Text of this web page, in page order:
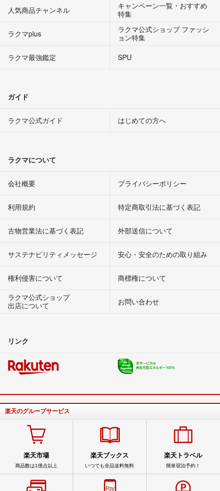
人気商品チャンネル
キャンペーン一覧・おすすめ
特集
ラクマplus
ラクマ公式ショップ ファッシ
ョン特集
ラクマ最強鑑定
SPU
ガイド
ラクマ公式ガイド はじめての方へ
ラクマについて
会社概要 プライバシーポリシー
利用規約 特定商取引法に基づく表記
古物営業法に基づく表記 外部送信について
サステナビリティメッセージ 安心・安全のための取り組み
権利侵害について
商標権について
ラクマ公式ショップ
出店について
お問い合わせ
リンク
楽天のグループサービス
楽天市場
商品数は1億点以上
楽天ブックス
いつでも全品送料無料
楽天トラベル
簡単宿泊予約！